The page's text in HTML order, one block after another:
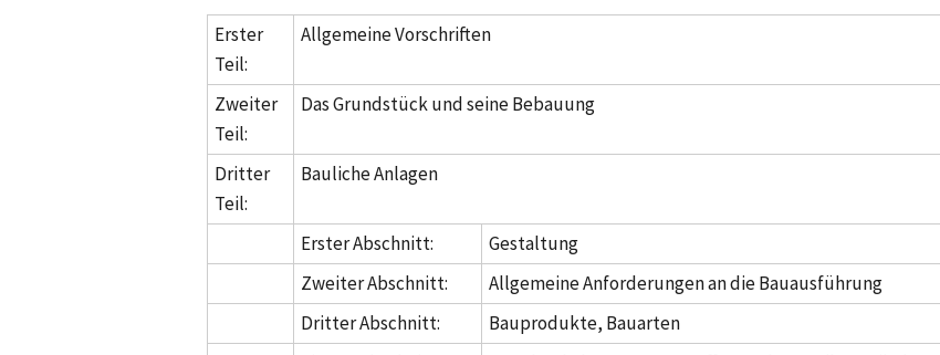
Erster
Teil:
Allgemeine Vorschriften
Zweiter
Teil:
Das Grundstück und seine Bebauung
Dritter
Teil:
Bauliche Anlagen
Erster Abschnitt:
Gestaltung
Zweiter Abschnitt:
Allgemeine Anforderungen an die Bauausführung
Dritter Abschnitt:
Bauprodukte, Bauarten